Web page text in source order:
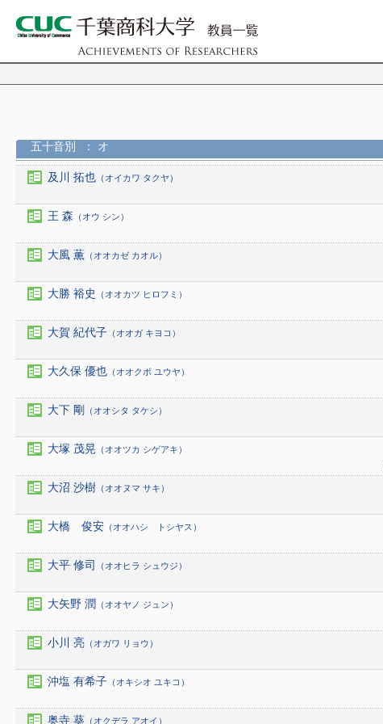
五十音別 ： オ
及川 拓也（オイカワ タクヤ）
王 森 （オウ シン）
大風 薫（オオカゼ カオル）
大勝 裕史 （オオカツ ヒロフミ）
大賀 紀代子（オオガ キヨコ）
大久保 優也（オオクボ ユウヤ）
大下 剛 （オオシタ タケシ）
大塚 茂晃 （オオツカ シゲアキ）
大沼 沙樹（オオヌマ サキ）
大橋 俊安（オオハシ トシヤス）
大平 修司 （オオヒラ シュウジ）
大矢野 潤 （オオヤノ ジュン）
小川 亮（オガワ リョウ）
沖塩 有希子（オキシオ ユキコ）
奥寺 葵 （オクデラ アオイ）